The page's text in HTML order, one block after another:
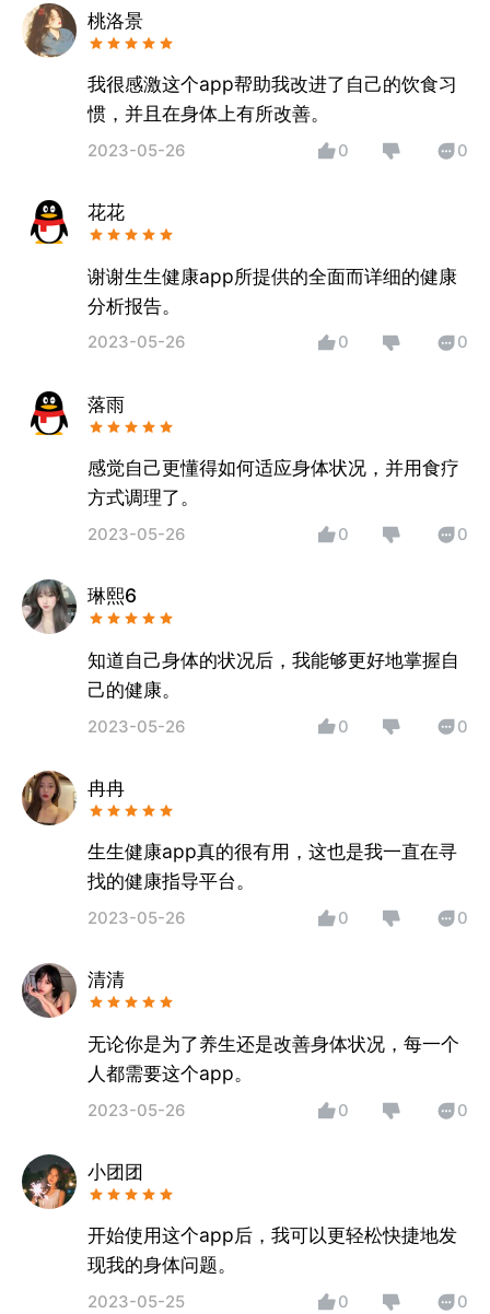
桃洛景
我很感激这个app帮助我改进了自己的饮食习
惯，并且在身体上有所改善。
2023-05-26 0 0
花花
谢谢生生健康app所提供的全面而详细的健康
分析报告。
2023-05-26 0 0
落雨
感觉自己更懂得如何适应身体状况，并用食疗
方式调理了。
2023-05-26 0 0
琳熙6
知道自己身体的状况后，我能够更好地掌握自
己的健康。
2023-05-26 0 0
冉冉
生生健康app真的很有用，这也是我一直在寻
找的健康指导平台。
2023-05-26 0 0
清清
无论你是为了养生还是改善身体状况，每一个
人都需要这个app。
2023-05-26 0 0
小团团
开始使用这个app后，我可以更轻松快捷地发
现我的身体问题。
2023-05-25 0 0